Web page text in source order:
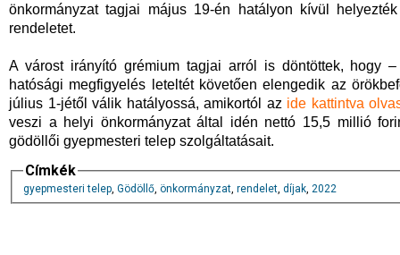
önkormányzat tagjai május 19-én hatályon kívül
rendeletet.
A várost irányító grémium tagjai arról is döntöttek, hogy
hatósági megfigyelés leteltét követően elengedik az
július 1-jétől válik hatályossá, amikortól az ide kattintva
veszi a helyi önkormányzat által idén nettó 15,5 millió
gödöllői gyepmesteri telep szolgáltatásait.
Címkék
gyepmesteri telep, Gödöllő, önkormányzat, rendelet, díjak, 2022